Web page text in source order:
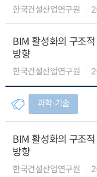
한국건설산업연구원
BIM 활성화의 구조
방향
한국건설산업연구원
과학∙기술
BIM 활성화의 구조
방향
한국건설산업연구원